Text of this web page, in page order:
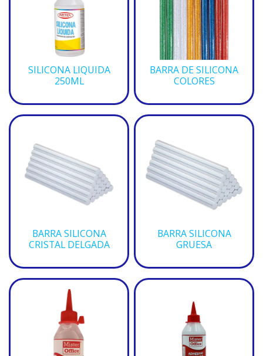
SILICONA LIQUIDA
250ML
BARRA DE SILICONA
COLORES
BARRA SILICONA
CRISTAL DELGADA
BARRA SILICONA
GRUESA